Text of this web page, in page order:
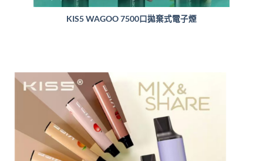
KIS5 WAGOO 7500口拋棄式電子煙